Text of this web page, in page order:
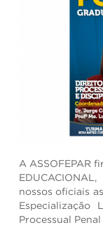
A ASSOFEPAR
nossos oficiais
Especialização
Processual